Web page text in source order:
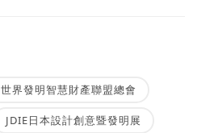
世界發明智慧財產聯盟總會
JDIE日本設計創意暨發明展